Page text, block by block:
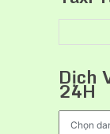
Dịch
24H